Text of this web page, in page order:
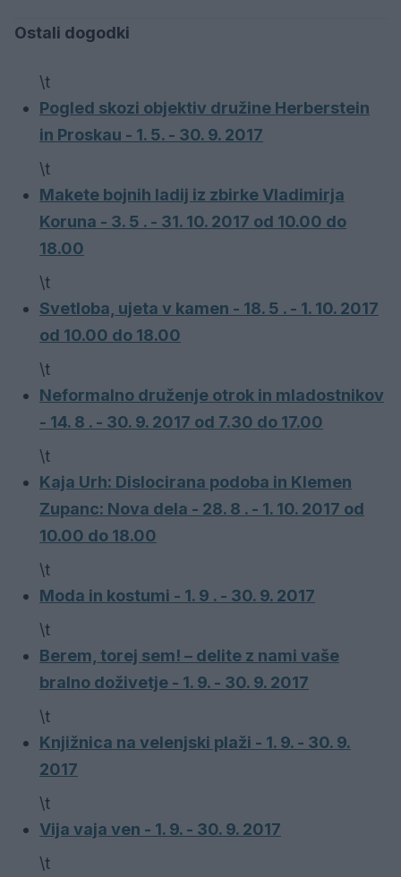
Ostali dogodki
\t
Pogled skozi objektiv družine Herberstein
in Proskau - 1. 5. - 30. 9. 2017
\t
Makete bojnih ladij iz zbirke Vladimirja
Koruna - 3. 5 . - 31. 10. 2017 od 10.00 do
18.00
\t
Svetloba, ujeta v kamen - 18. 5 . - 1. 10. 2017
od 10.00 do 18.00
\t
Neformalno druženje otrok in mladostnikov
- 14. 8 . - 30. 9. 2017 od 7.30 do 17.00
\t
Kaja Urh: Dislocirana podoba in Klemen
Zupanc: Nova dela - 28. 8 . - 1. 10. 2017 od
10.00 do 18.00
\t
Moda in kostumi - 1. 9 . - 30. 9. 2017
\t
Berem, torej sem! – delite z nami vaše
bralno doživetje - 1. 9. - 30. 9. 2017
\t
Knjižnica na velenjski plaži - 1. 9. - 30. 9.
2017
\t
Vija vaja ven - 1. 9. - 30. 9. 2017
\t